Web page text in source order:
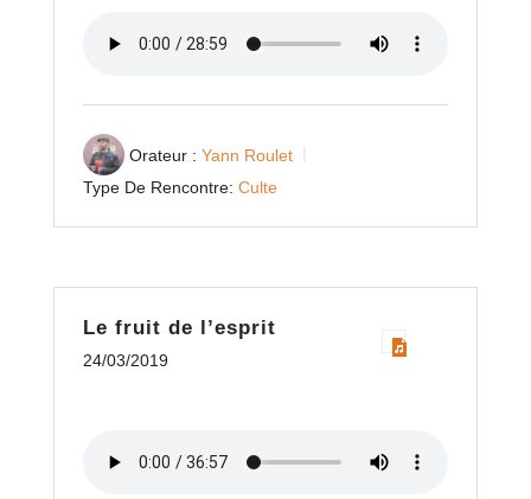
Orateur : Yann Roulet
Type De Rencontre: Culte
Le fruit de l’esprit
24/03/2019